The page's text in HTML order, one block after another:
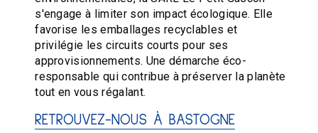
s'engage à limiter son impact écologique. Elle
favorise les emballages recyclables et
privilégie les circuits courts pour ses
approvisionnements. Une démarche éco-
responsable qui contribue à préserver la planète
tout en vous régalant.
RETROUVEZ-NOUS À BASTOGNE